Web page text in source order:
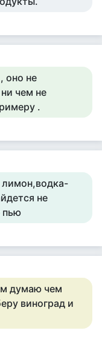
оно не
чем не
.
не
пью
думаю чем
виноград и